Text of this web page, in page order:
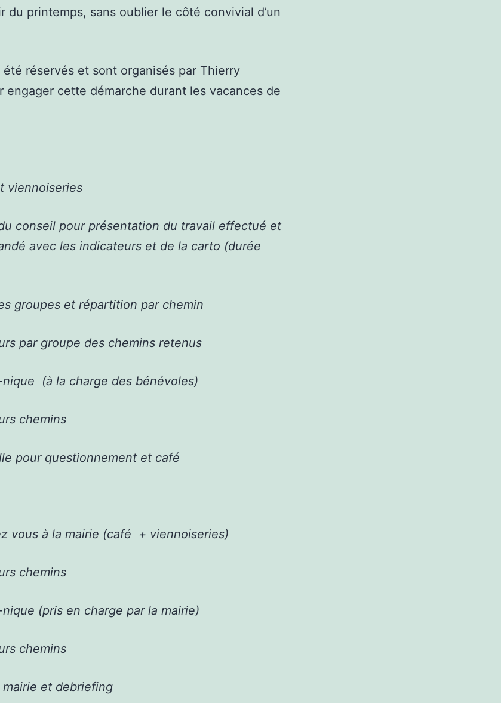
du printemps, sans oublier le côté convivial d’un
réservés et sont organisés par Thierry
engager cette démarche durant les vacances de
viennoiseries
conseil pour présentation du travail effectué et
avec les indicateurs et de la carto (durée
groupes et répartition par chemin
par groupe des chemins retenus
(à la charge des bénévoles)
chemins
pour questionnement et café
vous à la mairie (café + viennoiseries)
chemins
(pris en charge par la mairie)
chemins
et debriefing